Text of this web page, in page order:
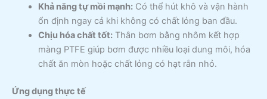
Khả năng tự mồi mạnh:Có thể hút khô và vận hành
ổn định ngay cả khi không có chất lỏng ban đầu.
Chịu hóa chất tốt:Thân bơm bằng nhôm kết hợp
màng PTFE giúp bơm được nhiều loại dung môi, hóa
chất ăn mòn hoặc chất lỏng có hạt rắn nhỏ.
Ứng dụng thực tế